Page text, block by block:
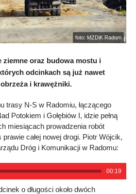
foto: MZDiK Radom
ziemne oraz budowa mostu i
odcinkach są już nawet
i krawężniki.
trasy N-S w Radomiu, łączącego
Potokiem i Gołębiów I, idzie pełną
miesiącach prowadzenia robót
całej nowej drogi. Piotr Wójcik,
Dróg i Komunikacji w Radomu:
00:19
o długości około dwóch